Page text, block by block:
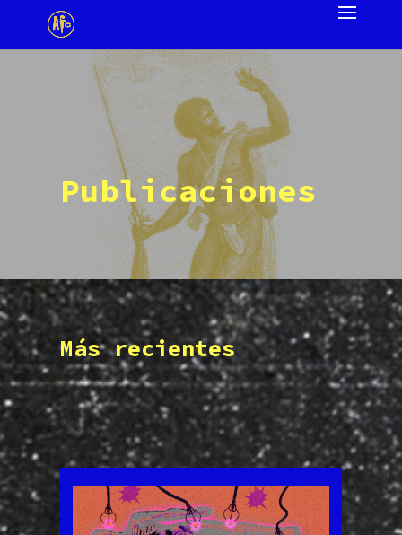
Publicaciones
Más recientes